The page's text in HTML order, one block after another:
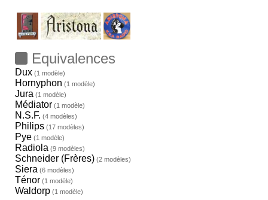
Equivalences
Dux (1 modèle)
Hornyphon (1 modèle)
Jura (1 modèle)
Médiator (1 modèle)
N.S.F. (4 modèles)
Philips (17 modèles)
Pye (1 modèle)
Radiola (9 modèles)
Schneider (Frères) (2 modèles)
Siera (6 modèles)
Ténor (1 modèle)
Waldorp (1 modèle)